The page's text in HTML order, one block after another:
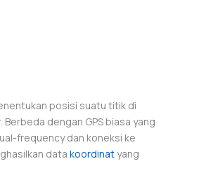
posisi suatu titik di
dengan GPS biasa yang
frequency dan koneksi ke
data koordinat yang